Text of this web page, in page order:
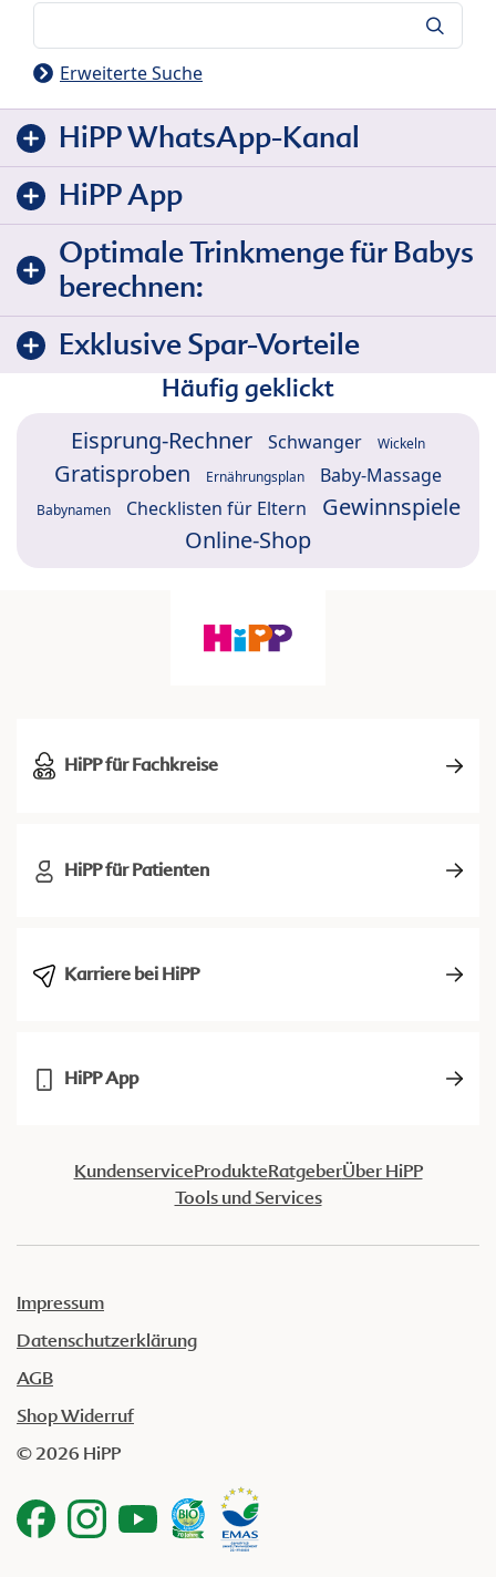
Erweiterte Suche
HiPP WhatsApp-Kanal
HiPP App
Optimale Trinkmenge für Babys
berechnen:
Exklusive Spar-Vorteile
Häufig geklickt
Eisprung-Rechner Schwanger Wickeln
Gratisproben Ernährungsplan Baby-Massage
Babynamen Checklisten für Eltern
Gewinnspiele
Online-Shop
HiPP für Fachkreise
HiPP für Patienten
Karriere bei HiPP
HiPP App
KundenserviceProdukteRatgeberÜber HiPP
Tools und Services
Impressum
Datenschutzerklärung
AGB
Shop Widerruf
© 2026 HiPP